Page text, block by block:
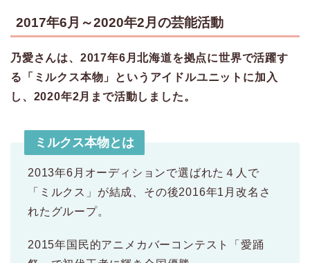
2017年6月～2020年2月の芸能活動
乃愛さんは、2017年6月北海道を拠点に世界で活躍す
る「ミルクス本物」というアイドルユニットに加入
し、2020年2月まで活動しました。
ミルクス本物とは
2013年6月オーディションで選ばれた４人で
「ミルクス」が結成、その後2016年1月改名さ
れたグループ。
2015年国民的アニメカバーコンテスト「愛踊